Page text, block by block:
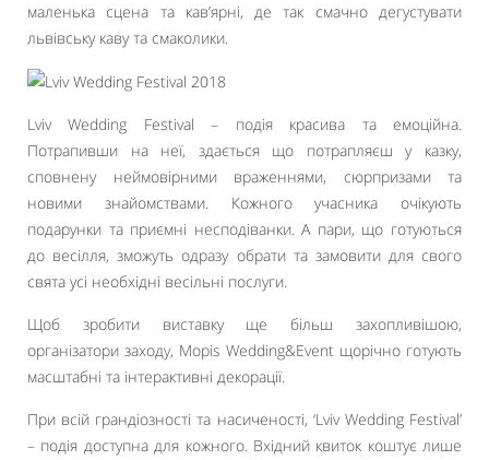
маленька сцена та кав’ярні, де так смачно дегустувати
львівську каву та смаколики.
Lviv Wedding Festival – подія красива та емоційна.
Потрапивши на неї, здається що потрапляєш у казку,
сповнену неймовірними враженнями, сюрпризами та
новими знайомствами. Кожного учасника очікують
подарунки та приємні несподіванки. А пари, що готуються
до весілля, зможуть одразу обрати та замовити для свого
свята усі необхідні весільні послуги.
Щоб зробити виставку ще більш захопливішою,
організатори заходу, Mopis Wedding&Event щорічно готують
масштабні та інтерактивні декорації.
При всій грандіозності та насиченості, ‘Lviv Wedding Festival’
– подія доступна для кожного. Вхідний квиток коштує лише